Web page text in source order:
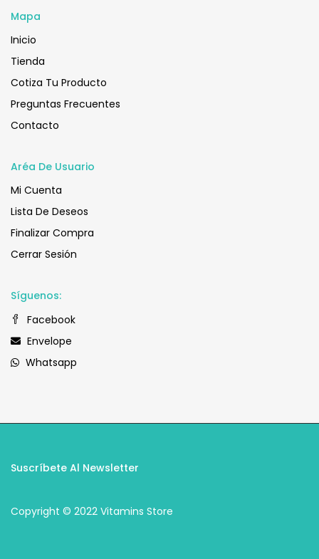
Mapa
Inicio
Tienda
Cotiza Tu Producto
Preguntas Frecuentes
Contacto
Aréa De Usuario
Mi Cuenta
Lista De Deseos
Finalizar Compra
Cerrar Sesión
Síguenos:
Facebook
Envelope
Whatsapp
Copyright © 2022 Vitamins Store
Suscríbete Al Newsletter